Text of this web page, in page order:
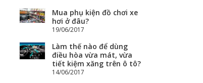
Mua phụ kiện đồ chơi xe
hơi ở đâu?
19/06/2017
Làm thế nào để dùng
điều hòa vừa mát, vừa
tiết kiệm xăng trên ô tô?
14/06/2017